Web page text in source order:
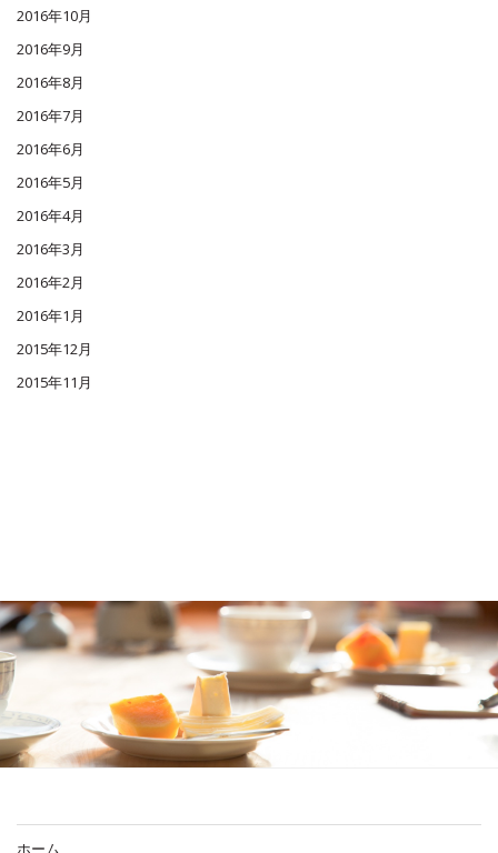
2016年10月
2016年9月
2016年8月
2016年7月
2016年6月
2016年5月
2016年4月
2016年3月
2016年2月
2016年1月
2015年12月
2015年11月
ホーム